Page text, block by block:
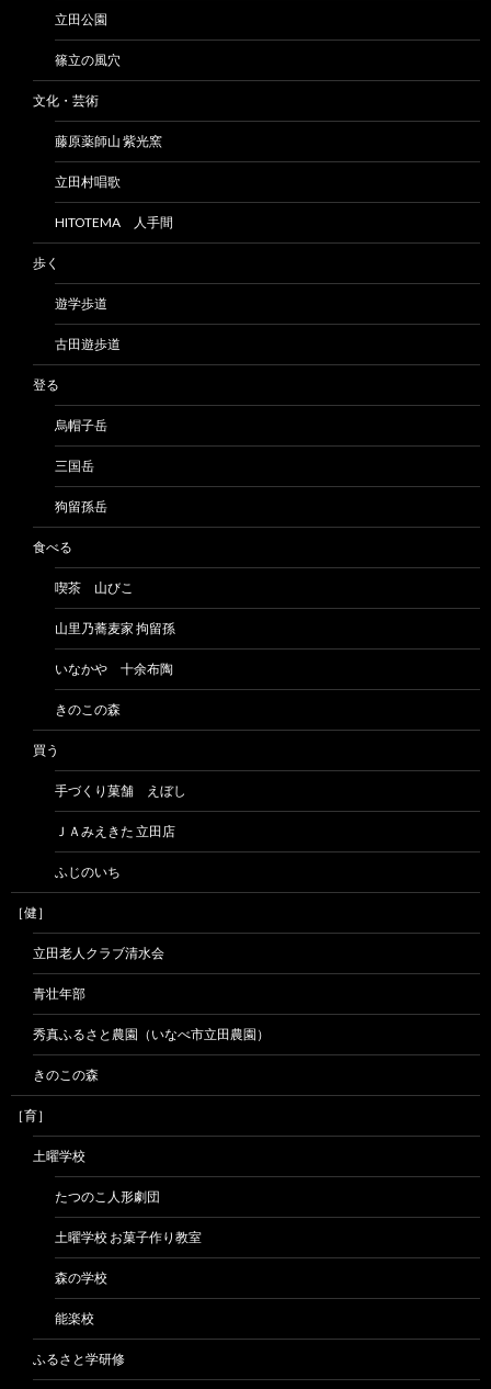
立田公園
篠立の風穴
文化・芸術
藤原薬師山 紫光窯
立田村唱歌
HITOTEMA 人手間
歩く
遊学歩道
古田遊歩道
登る
烏帽子岳
三国岳
狗留孫岳
食べる
喫茶 山びこ
山里乃蕎麦家 拘留孫
いなかや 十余布陶
きのこの森
買う
手づくり菓舗 えぼし
ＪＡみえきた 立田店
ふじのいち
［健］
立田老人クラブ清水会
青壮年部
秀真ふるさと農園（いなべ市立田農園）
きのこの森
［育］
土曜学校
たつのこ人形劇団
土曜学校 お菓子作り教室
森の学校
能楽校
ふるさと学研修